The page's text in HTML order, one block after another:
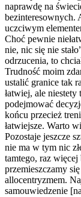
naprawdę na
bezinteresownych.
uczciwym
Choć pewnie
nie, nic się nie
odrzucenia, to
Trudność moim
ustalić granice tak
łatwiej, ale
podejmować
końcu przecież
łatwiejsze. Warto
Pozostaje jeszcze
nie ma w tym nic
tamtego, raz więcej
przemieszczamy
allocentryzmem.
samouwiedzenie